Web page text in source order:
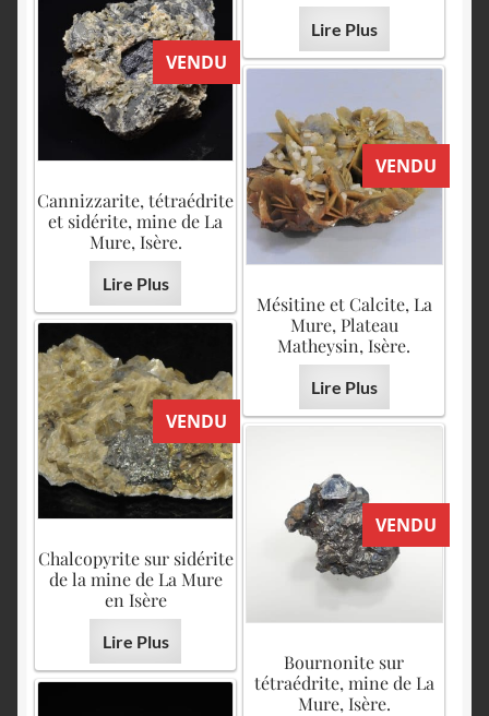
Lire Plus
VENDU
Cannizzarite, tétraédrite
et sidérite, mine de La
Mure, Isère.
Lire Plus
VENDU
Mésitine et Calcite, La
Mure, Plateau
Matheysin, Isère.
Lire Plus
VENDU
Chalcopyrite sur sidérite
de la mine de La Mure
en Isère
Lire Plus
VENDU
Bournonite sur
tétraédrite, mine de La
Mure, Isère.